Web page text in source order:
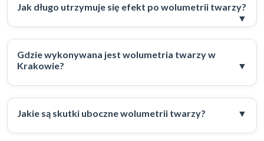
Jak długo utrzymuje się efekt po wolumetrii twarzy?
Gdzie wykonywana jest wolumetria twarzy w
Krakowie?
Jakie są skutki uboczne wolumetrii twarzy?